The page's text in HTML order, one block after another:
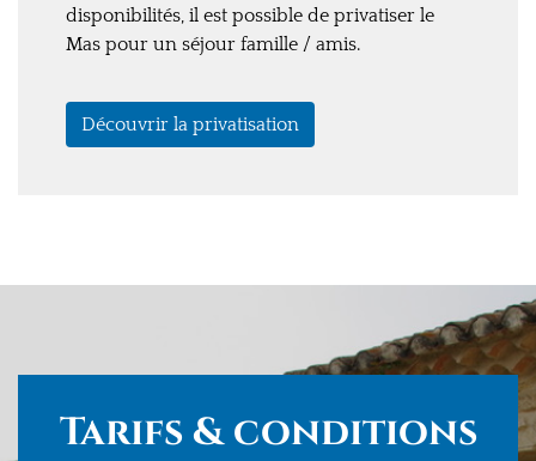
disponibilités, il est possible de privatiser le
Mas pour un séjour famille / amis.
Découvrir la privatisation
Tarifs & conditions